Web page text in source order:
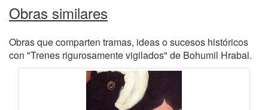
Obras similares
Obras que comparten tramas, ideas o sucesos históricos
con "Trenes rigurosamente vigilados" de Bohumil Hrabal.